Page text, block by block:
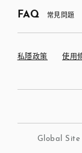
FAQ 常見問題
私隱政策 使用
Global Site